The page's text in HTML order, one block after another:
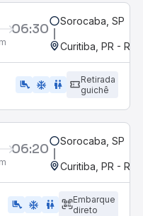
06:30 Sorocaba, SP
Curitiba, PR -
airline_seat_legroom_extra ac_unit WC
Retirada
guichê
06:20 Sorocaba, SP
Curitiba, PR -
airline_seat_legroom_extra ac_unit WC
Embarque
direto